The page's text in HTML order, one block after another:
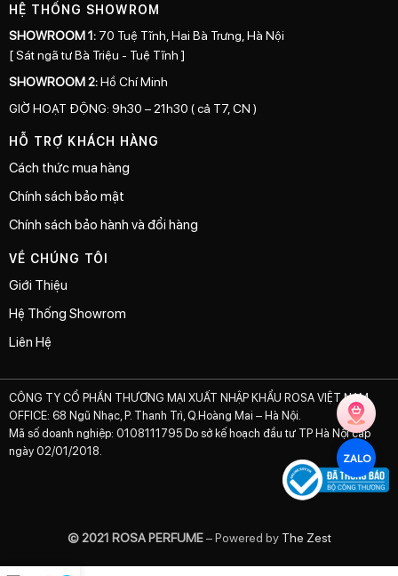
ZALO
HỆ THỐNG SHOWROM
SHOWROOM 1: 70 Tuệ Tĩnh, Hai Bà Trưng, Hà Nội
[ Sát ngã tư Bà Triệu - Tuệ Tĩnh ]
SHOWROOM 2:Hồ Chí Minh
GIỜ HOẠT ĐỘNG: 9h30 – 21h30 ( cả T7, CN )
HỖ TRỢ KHÁCH HÀNG
Cách thức mua hàng
Chính sách bảo mật
Chính sách bảo hành và đổi hàng
VỀ CHÚNG TÔI
Giới Thiệu
Hệ Thống Showrom
Liên Hệ
CÔNG TY CỔ PHẦN THƯƠNG MẠI XUẤT NHẬP KHẨU ROSA VIỆT NAM
OFFICE: 68 Ngũ Nhạc, P. Thanh Trì, Q.Hoàng Mai – Hà Nội.
Mã số doanh nghiệp: 0108111795 Do sở kế hoạch đầu tư TP Hà Nội cấp
ngày 02/01/2018.
© 2021 ROSA PERFUME– Powered byThe Zest